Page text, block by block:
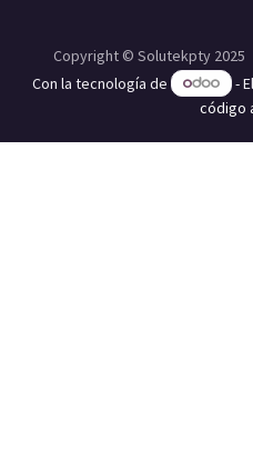
Copyright © Solutekpty 2025
Con la tecnología de
-
código